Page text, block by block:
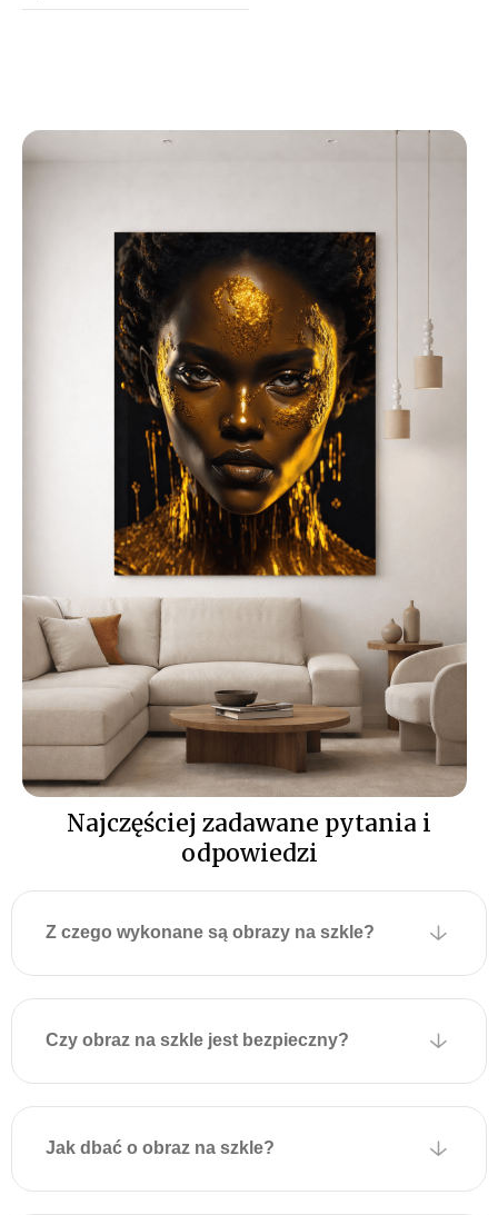
obraz ten jest idealnym
centralnym akcentem w
każdym pomieszczeniu –
od eleganckiego
salonu po stylowe biuro.
Symbolizuje harmonię
sztuki, naturalnego piękna i
wysokiego stylu, wnosząc
do przestrzeni
odrobinę luksusu i
Gdzie najlepiej
umieścić szklaną
obraz?
Szklane obrazy najlepiej
umieścić w centralnym
punkcie pomieszczenia,
takim jak salon, jadalnia lub
biuro, aby pełniły rolę nie
tylko dekoracyjną, ale także
artystyczną. Nowoczesne
obrazy na szkle do salonu
będą interesującym
akcentem na jednej ze
ścian, a obrazy szklane do
kuchni doskonale
lub w pobliżu stołu,
wprowadzając do wnętrza
elegancję i styl.
Łatwy i niezawodny
Z tyłu szklanego obrazu
są dwie metalowe płytki z
Najczęściej zadawane pytania i
odpowiedzi
Z czego wykonane są obrazy na szkle?
Czy obraz na szkle jest bezpieczny?
Jak dbać o obraz na szkle?